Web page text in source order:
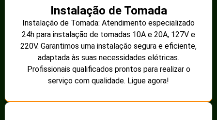
Instalação de Tomada
Instalação de Tomada: Atendimento especializado
24h para instalação de tomadas 10A e 20A, 127V e
220V. Garantimos uma instalação segura e eficiente,
adaptada às suas necessidades elétricas.
Profissionais qualificados prontos para realizar o
serviço com qualidade. Ligue agora!